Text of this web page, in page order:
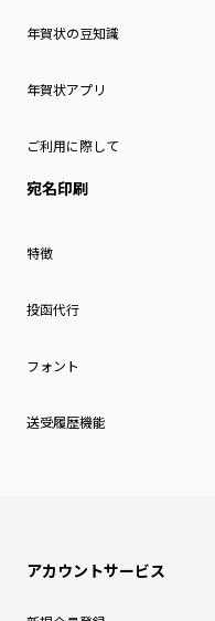
年賀状の豆知識
年賀状アプリ
ご利用に際して
宛名印刷
特徴
投函代行
フォント
送受履歴機能
アカウントサービス